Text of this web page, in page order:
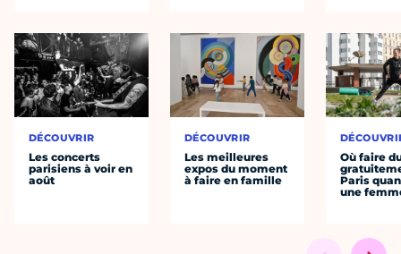
DÉCOUVRIR
Les concerts
parisiens à voir en
août
DÉCOUVRIR
Les meilleures
expos du moment
à faire en famille
Où faire
Paris
une